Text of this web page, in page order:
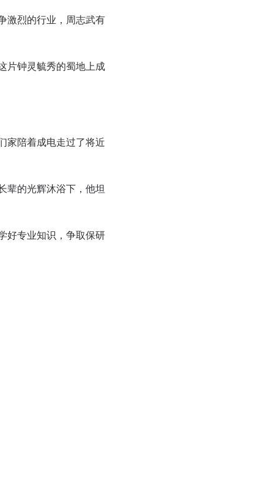
激烈的行业，周志武有
片钟灵毓秀的蜀地上成
陪着成电走过了将近
的光辉沐浴下，他坦
好专业知识，争取保研